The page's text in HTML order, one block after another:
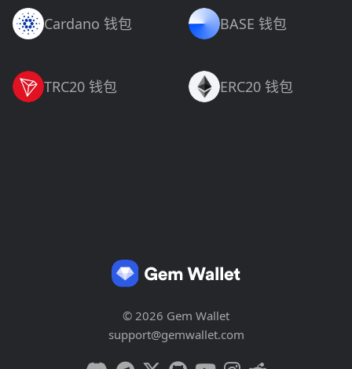
Cardano 钱包 BASE 钱包
TRC20 钱包 ERC20 钱包
© 2026 Gem Wallet
support@gemwallet.com